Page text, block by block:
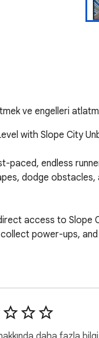
ve engelleri
with Slope City
endless
dodge obstacles,
access to Slope
power-ups,
fast-paced,
it easy for
your browser